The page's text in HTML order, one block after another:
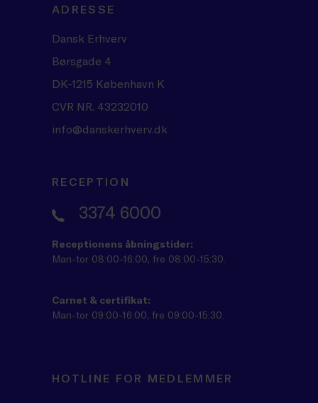
ADRESSE
Dansk Erhverv
Børsgade 4
DK-1215 København K
CVR NR. 43232010
info@danskerhverv.dk
RECEPTION
3374 6000
Receptionens åbningstider:
Man-tor 08:00-16:00, fre 08:00-15:30.
Carnet & certifikat:
Man-tor 09:00-16:00, fre 09:00-15:30.
HOTLINE FOR MEDLEMMER